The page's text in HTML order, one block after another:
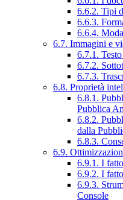
6.6.2. Tipi
6.6.3.
6.6.4.
6.7. Immagini e
6.7.1.
6.7.2.
6.7.3.
6.8. Proprietà
6.8.1.
Pubblica
6.8.2.
dalla
6.8.3.
6.9.
6.9.1. I
6.9.2. I
6.9.3.
Console